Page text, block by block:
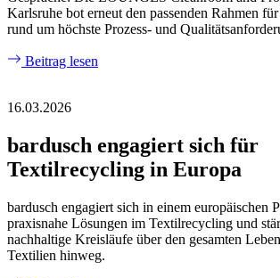
Karlsruhe bot erneut den passenden Rahmen
rund um höchste Prozess‑ und
Beitrag lesen
16.03.2026
bardusch engagiert sich für
Textilrecycling in Europa
bardusch engagiert sich in einem europäischen
praxisnahe Lösungen im Textilrecycling und
nachhaltige Kreisläufe über den gesamten
Textilien hinweg.